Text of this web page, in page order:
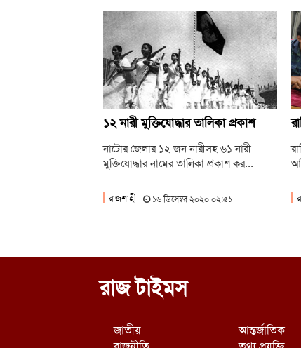
১২ নারী মুক্তিযোদ্ধার তালিকা প্রকাশ
নাটোর জেলার ১২ জন নারীসহ ৬১ নারী
মুক্তিযোদ্ধার নামের তালিকা প্রকাশ কর...
রাজশাহী ১৬ ডিসেম্বর ২০২০ ০২:৫১
রাজ টাইমস
জাতীয়
আন্তর্জাতিক